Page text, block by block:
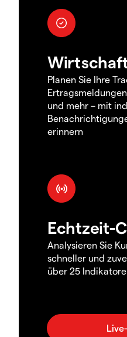
Planen Sie Ihre
und mehr – mit
erinnern
Echtzeit-
Analysieren Sie
schneller und
über 25